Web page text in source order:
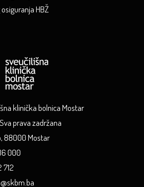
HBŽ
klinička bolnica Mostar
prava zadržana
88000 Mostar
000
712